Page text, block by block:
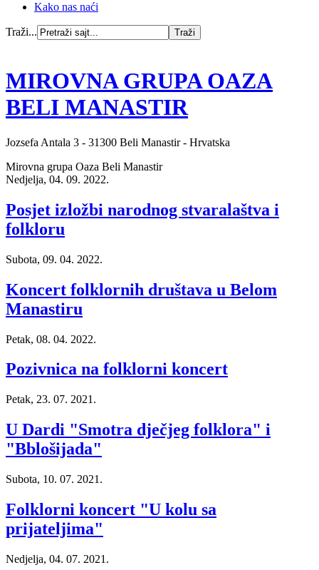
Kako nas naći
Traži...
MIROVNA GRUPA OAZA
BELI MANASTIR
Jozsefa Antala 3 - 31300 Beli Manastir - Hrvatska
Mirovna grupa Oaza Beli Manastir
Nedjelja, 04. 09. 2022.
Posjet izložbi narodnog stvaralaštva i
folkloru
Subota, 09. 04. 2022.
Koncert folklornih društava u Belom
Manastiru
Petak, 08. 04. 2022.
Pozivnica na folklorni koncert
Petak, 23. 07. 2021.
U Dardi "Smotra dječjeg folklora" i
"Bblošijada"
Subota, 10. 07. 2021.
Folklorni koncert "U kolu sa
prijateljima"
Nedjelja, 04. 07. 2021.